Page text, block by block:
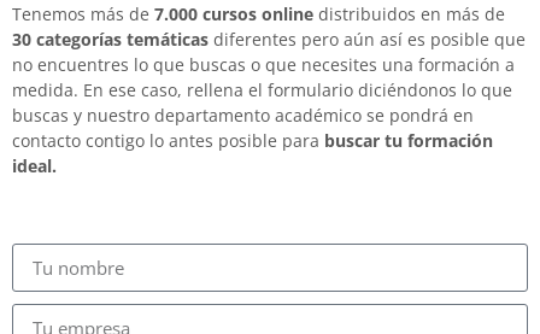
Tenemos más de 7.000 cursos online distribuidos en más de
30 categorías temáticas diferentes pero aún así es posible que
no encuentres lo que buscas o que necesites una formación a
medida. En ese caso, rellena el formulario diciéndonos lo que
buscas y nuestro departamento académico se pondrá en
contacto contigo lo antes posible para buscar tu formación
ideal.